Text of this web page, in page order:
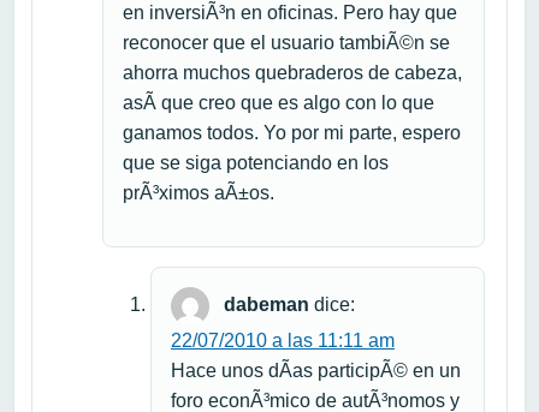
en inversiÃ³n en oficinas. Pero hay que
reconocer que el usuario tambiÃ©n se
ahorra muchos quebraderos de cabeza,
asÃ­ que creo que es algo con lo que
ganamos todos. Yo por mi parte, espero
que se siga potenciando en los
prÃ³ximos aÃ±os.
dabeman dice:
22/07/2010 a las 11:11 am
Hace unos dÃ­as participÃ© en un
foro econÃ³mico de autÃ³nomos y